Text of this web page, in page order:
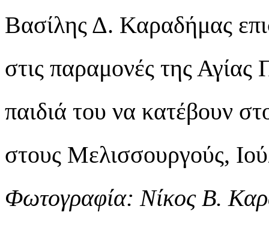
Βασίλης Δ. Καραδήμας
στις παραμονές της
παιδιά του να κατέβουν
στους Μελισσουργούς,
Φωτογραφία: Νίκος Β.